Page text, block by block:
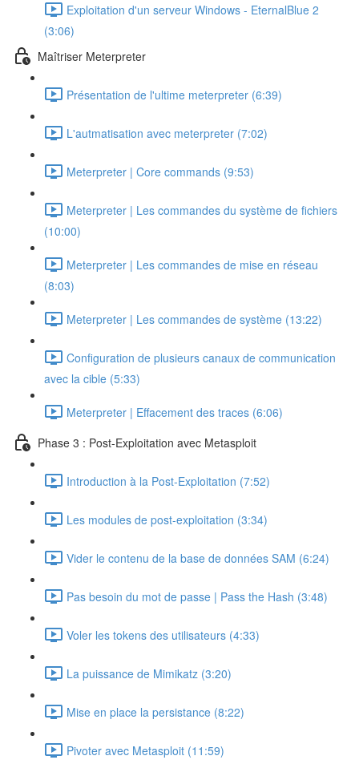
Exploitation d'un serveur Windows - EternalBlue 2
(3:06)
Maîtriser Meterpreter
Présentation de l'ultime meterpreter (6:39)
L'autmatisation avec meterpreter (7:02)
Meterpreter | Core commands (9:53)
Meterpreter | Les commandes du système de fichiers
(10:00)
Meterpreter | Les commandes de mise en réseau
(8:03)
Meterpreter | Les commandes de système (13:22)
Configuration de plusieurs canaux de communication
avec la cible (5:33)
Meterpreter | Effacement des traces (6:06)
Phase 3 : Post-Exploitation avec Metasploit
Introduction à la Post-Exploitation (7:52)
Les modules de post-exploitation (3:34)
Vider le contenu de la base de données SAM (6:24)
Pas besoin du mot de passe | Pass the Hash (3:48)
Voler les tokens des utilisateurs (4:33)
La puissance de Mimikatz (3:20)
Mise en place la persistance (8:22)
Pivoter avec Metasploit (11:59)